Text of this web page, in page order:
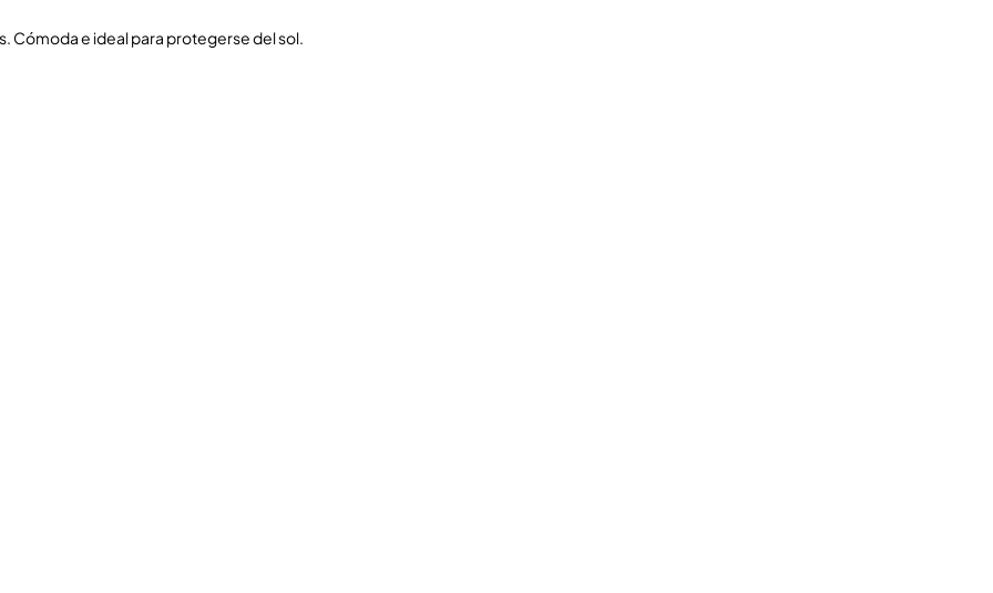
Cómoda e ideal para protegerse del sol.